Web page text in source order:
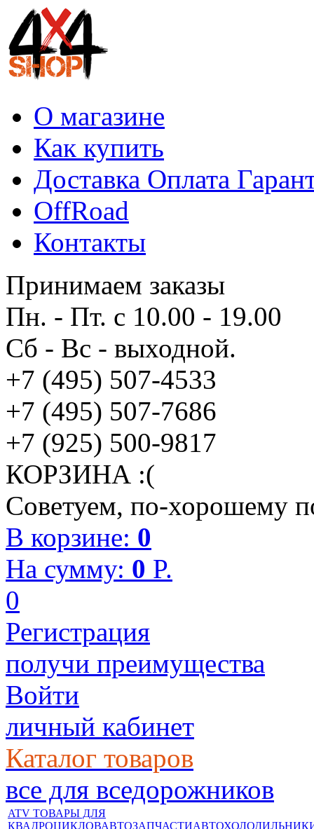
О магазине
Как купить
Доставка Оплата
OffRoad
Контакты
Принимаем заказы
Пн. - Пт. с 10.00 - 19.00
Сб - Вс - выходной.
+7 (495) 507-4533
+7 (495) 507-7686
+7 (925) 500-9817
КОРЗИНА :(
Советуем, по-хорошему
В корзине: 0
На сумму: 0 P.
0
Регистрация
получи преимущества
Войти
личный кабинет
Каталог товаров
все для вседорожников
ATV ТОВАРЫ ДЛЯ
КВАДРОЦИКЛОВАВТОЗАПЧАСТИ